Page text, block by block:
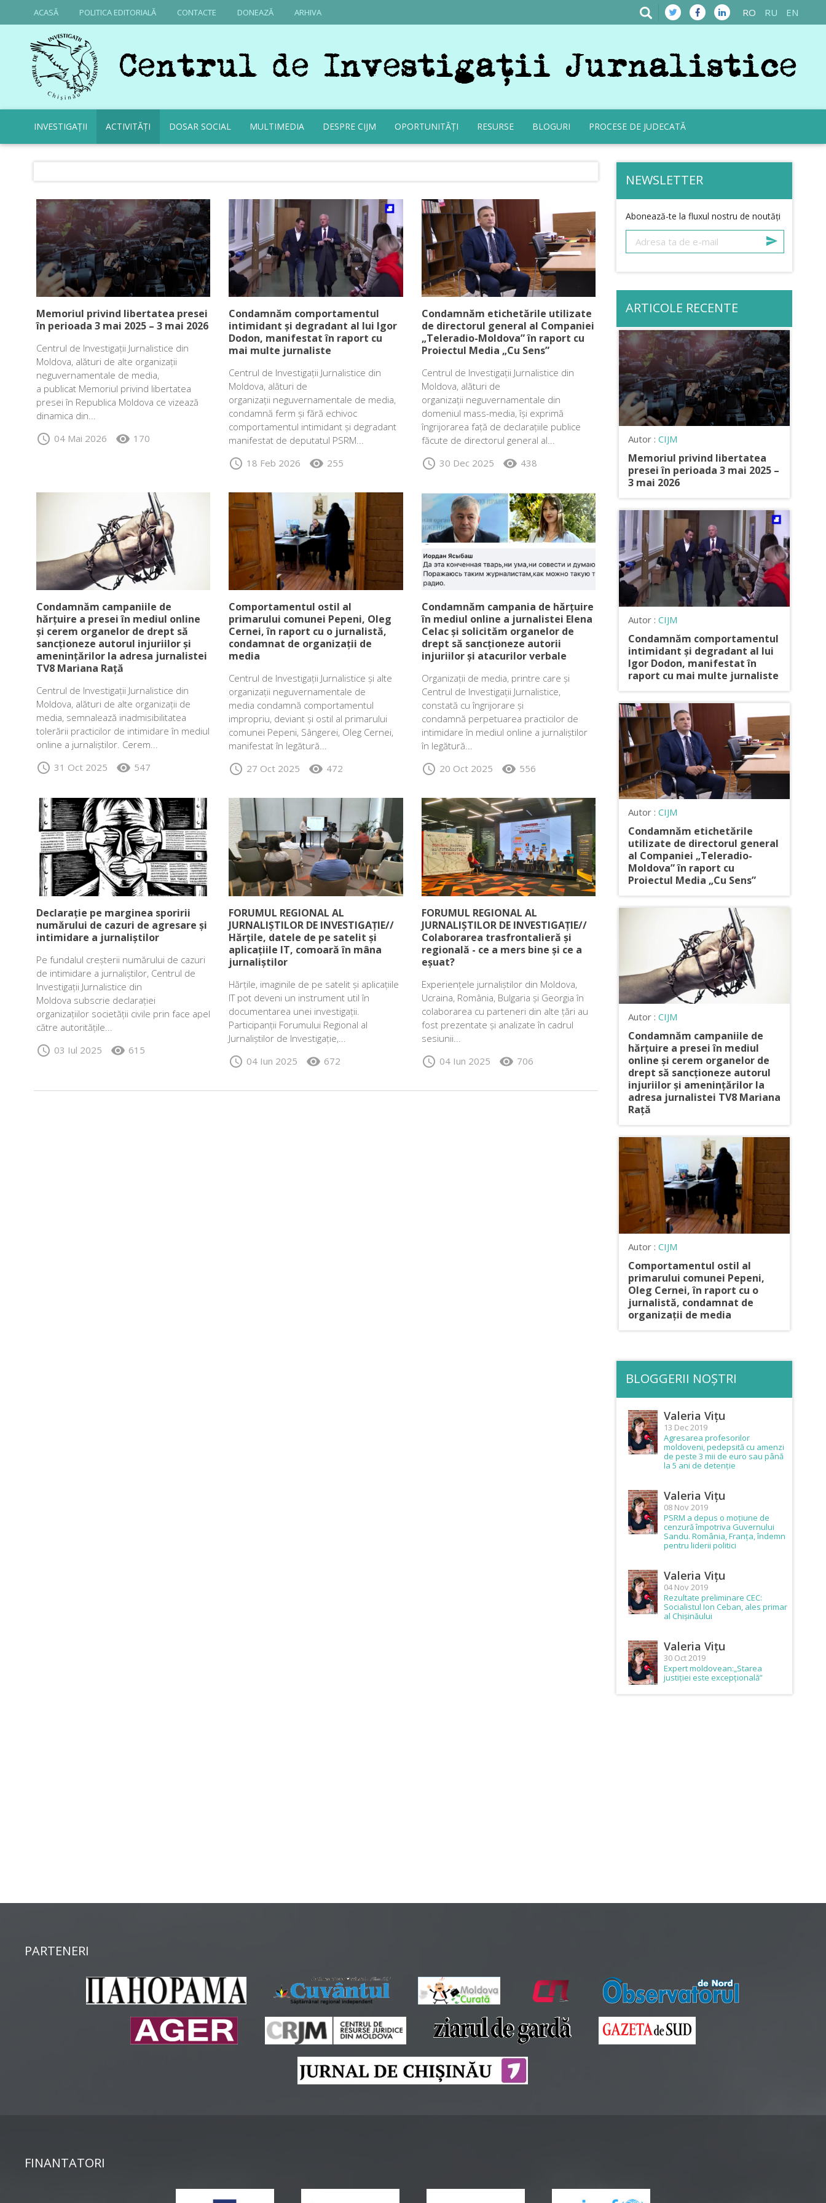
ACASĂ POLITICA EDITORIALĂ CONTACTE DONEAZĂ ARHIVA RO RU EN
INVESTIGAȚII ACTIVITĂȚI DOSAR SOCIAL MULTIMEDIA DESPRE CIJM OPORTUNITĂȚI RESURSE BLOGURI PROCESE DE JUDECATĂ
Memoriul privind libertatea presei
în perioada 3 mai 2025 – 3 mai 2026
Centrul de Investigații Jurnalistice din
Moldova, alături de alte organizații
neguvernamentale de media,
a publicat Memoriul privind libertatea
presei în Republica Moldova ce vizează
dinamica din...
schedule 04 Mai 2026 visibility 170
Condamnăm comportamentul
intimidant și degradant al lui Igor
Dodon, manifestat în raport cu
mai multe jurnaliste
Centrul de Investigații Jurnalistice din
Moldova, alături de
organizații neguvernamentale de media,
condamnă ferm și fără echivoc
comportamentul intimidant și degradant
manifestat de deputatul PSRM...
schedule 18 Feb 2026 visibility 255
Condamnăm etichetările utilizate
de directorul general al Companiei
„Teleradio-Moldova” în raport cu
Proiectul Media „Cu Sens”
Centrul de Investigații Jurnalistice din
Moldova, alături de
organizații neguvernamentale din
domeniul mass-media, își exprimă
îngrijorarea față de declarațiile publice
făcute de directorul general al...
schedule 30 Dec 2025 visibility 438
Condamnăm campaniile de
hărțuire a presei în mediul online
și cerem organelor de drept să
sancționeze autorul injuriilor și
amenințărilor la adresa jurnalistei
TV8 Mariana Rață
Centrul de Investigații Jurnalistice din
Moldova, alături de alte organizații de
media, semnalează inadmisibilitatea
tolerării practicilor de intimidare în mediul
online a jurnaliștilor. Cerem...
schedule 31 Oct 2025 visibility 547
Comportamentul ostil al
primarului comunei Pepeni, Oleg
Cernei, în raport cu o jurnalistă,
condamnat de organizații de
media
Centrul de Investigații Jurnalistice și alte
organizații neguvernamentale de
media condamnă comportamentul
impropriu, deviant și ostil al primarului
comunei Pepeni, Sângerei, Oleg Cernei,
manifestat în legătură...
schedule 27 Oct 2025 visibility 472
Condamnăm campania de hărțuire
în mediul online a jurnalistei Elena
Celac și solicităm organelor de
drept să sancționeze autorii
injuriilor și atacurilor verbale
Organizații de media, printre care și
Centrul de Investigații Jurnalistice,
constată cu îngrijorare și
condamnă perpetuarea practicilor de
intimidare în mediul online a jurnaliștilor
în legătură...
schedule 20 Oct 2025 visibility 556
Declarație pe marginea sporirii
numărului de cazuri de agresare și
intimidare a jurnaliștilor
Pe fundalul creșterii numărului de cazuri
de intimidare a jurnaliștilor, Centrul de
Investigații Jurnalistice din
Moldova subscrie declarației
organizațiilor societății civile prin face apel
către autoritățile...
schedule 03 Iul 2025 visibility 615
FORUMUL REGIONAL AL
JURNALIȘTILOR DE INVESTIGAȚIE//
Hărțile, datele de pe satelit și
aplicațiile IT, comoară în mâna
jurnaliștilor
Hărțile, imaginile de pe satelit și aplicațiile
IT pot deveni un instrument util în
documentarea unei investigații.
Participanții Forumului Regional al
Jurnaliștilor de Investigație,...
schedule 04 Iun 2025 visibility 672
FORUMUL REGIONAL AL
JURNALIȘTILOR DE INVESTIGAȚIE//
Colaborarea trasfrontalieră și
regională - ce a mers bine și ce a
eșuat?
Experiențele jurnaliștilor din Moldova,
Ucraina, România, Bulgaria și Georgia în
colaborarea cu parteneri din alte țări au
fost prezentate și analizate în cadrul
sesiunii...
schedule 04 Iun 2025 visibility 706
NEWSLETTER
Abonează-te la fluxul nostru de noutăți
ARTICOLE RECENTE
Autor : CIJM
Memoriul privind libertatea
presei în perioada 3 mai 2025 –
3 mai 2026
Autor : CIJM
Condamnăm comportamentul
intimidant și degradant al lui
Igor Dodon, manifestat în
raport cu mai multe jurnaliste
Autor : CIJM
Condamnăm etichetările
utilizate de directorul general
al Companiei „Teleradio-
Moldova” în raport cu
Proiectul Media „Cu Sens”
Autor : CIJM
Condamnăm campaniile de
hărțuire a presei în mediul
online și cerem organelor de
drept să sancționeze autorul
injuriilor și amenințărilor la
adresa jurnalistei TV8 Mariana
Rață
Autor : CIJM
Comportamentul ostil al
primarului comunei Pepeni,
Oleg Cernei, în raport cu o
jurnalistă, condamnat de
organizații de media
BLOGGERII NOȘTRI
Valeria Vițu
13 Dec 2019
Agresarea profesorilor
moldoveni, pedepsită cu amenzi
de peste 3 mii de euro sau până
la 5 ani de detenție
Valeria Vițu
08 Nov 2019
PSRM a depus o moțiune de
cenzură împotriva Guvernului
Sandu. România, Franța, îndemn
pentru liderii politici
Valeria Vițu
04 Nov 2019
Rezultate preliminare CEC:
Socialistul Ion Ceban, ales primar
al Chișinăului
Valeria Vițu
30 Oct 2019
Expert moldovean:„Starea
justiției este excepțională”
PARTENERI
FINANTATORI